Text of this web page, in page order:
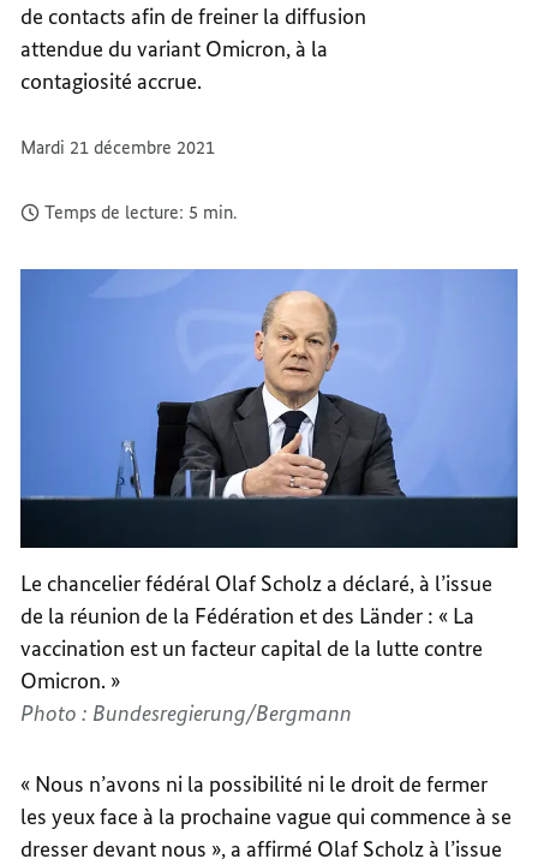
de contacts afin de freiner la diffusion
attendue du variant Omicron, à la
contagiosité accrue.
Mardi 21 décembre 2021
Temps de lecture: 5 min.
Le chancelier fédéral Olaf Scholz a déclaré, à l’issue
de la réunion de la Fédération et des Länder : « La
vaccination est un facteur capital de la lutte contre
Omicron. »
Photo : Bundesregierung/Bergmann
« Nous n’avons ni la possibilité ni le droit de fermer
les yeux face à la prochaine vague qui commence à se
dresser devant nous », a affirmé Olaf Scholz à l’issue